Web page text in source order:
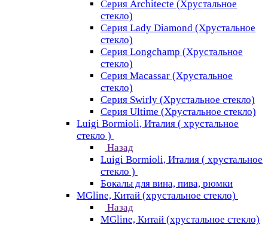
Серия Architecte (Хрустальное
стекло)
Серия Lady Diamond (Хрустальное
стекло)
Серия Longchamp (Хрустальное
стекло)
Серия Macassar (Хрустальное
стекло)
Серия Swirly (Хрустальное стекло)
Серия Ultime (Хрустальное стекло)
Luigi Bormioli, Италия ( хрустальное
стекло )
Назад
Luigi Bormioli, Италия ( хрустальное
стекло )
Бокалы для вина, пива, рюмки
MGline, Китай (хрустальное стекло)
Назад
MGline, Китай (хрустальное стекло)